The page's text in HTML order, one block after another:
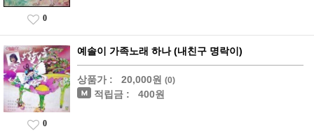
0
예솔이 가족노래 하나 (내친구 명락이)
상품가 : 20,000원 (0)
적립금 : 400원
0